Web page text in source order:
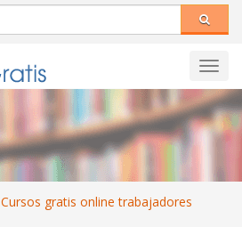
Cursos gratis online trabajadores